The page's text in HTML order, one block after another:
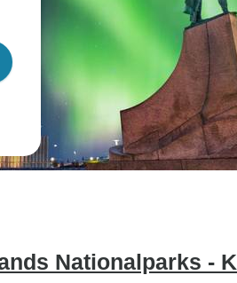
Nationalparks -